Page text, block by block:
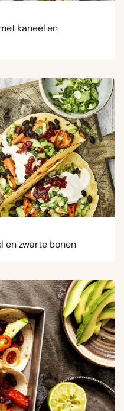
kaneel en
en zwarte bonen